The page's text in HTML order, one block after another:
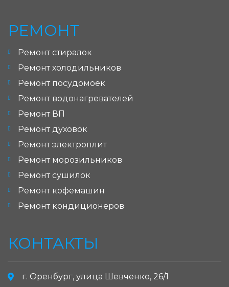
РЕМОНТ
Ремонт стиралок
Ремонт холодильников
Ремонт посудомоек
Ремонт водонагревателей
Ремонт ВП
Ремонт духовок
Ремонт электроплит
Ремонт морозильников
Ремонт сушилок
Ремонт кофемашин
Ремонт кондиционеров
КОНТАКТЫ
г. Оренбург, улица Шевченко, 26/1